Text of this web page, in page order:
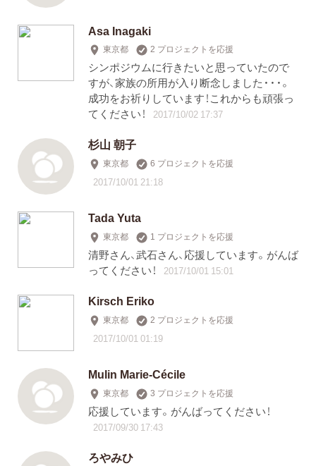
Asa Inagaki
東京都 2 プロジェクトを応援
シンポジウムに行きたいと思っていたので
すが、家族の所用が入り断念しました・・・。
成功をお祈りしています！これからも頑張っ
てください！
2017/10/02 17:37
杉山 朝子
東京都 6 プロジェクトを応援
2017/10/01 21:18
Tada Yuta
東京都 1 プロジェクトを応援
清野さん、武石さん、応援しています。がんば
ってください！
2017/10/01 15:01
Kirsch Eriko
東京都 2 プロジェクトを応援
2017/10/01 01:19
Mulin Marie-Cécile
東京都 3 プロジェクトを応援
応援しています。がんばってください！
2017/09/30 17:43
ろやみひ